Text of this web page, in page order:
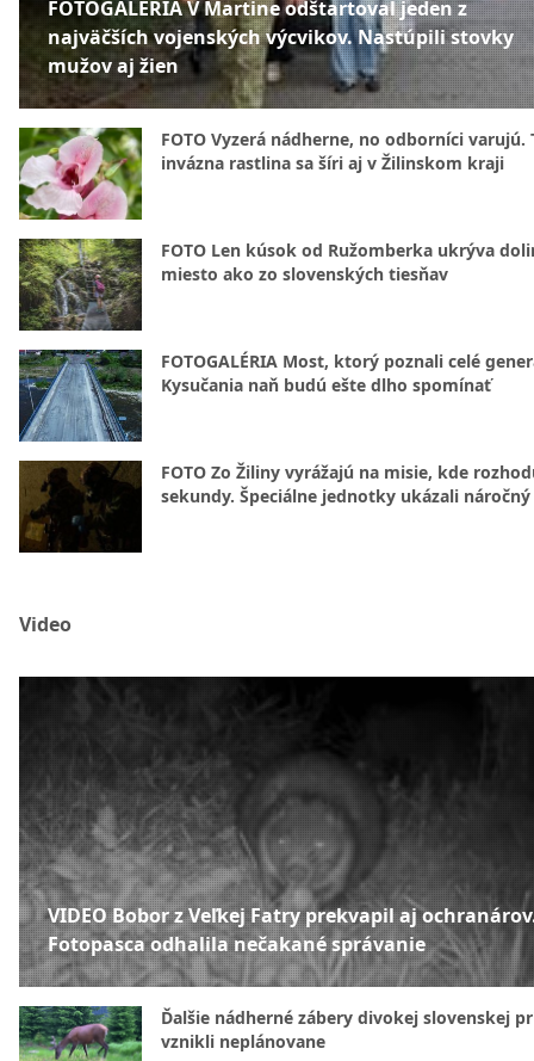
FOTOGALÉRIA V Martine odštartoval jeden z
najväčších vojenských výcvikov. Nastúpili stovky
mužov aj žien
FOTO Vyzerá nádherne, no odborníci varujú.
invázna rastlina sa šíri aj v Žilinskom kraji
FOTO Len kúsok od Ružomberka ukrýva
miesto ako zo slovenských tiesňav
FOTOGALÉRIA Most, ktorý poznali celé
Kysučania naň budú ešte dlho spomínať
FOTO Zo Žiliny vyrážajú na misie, kde
sekundy. Špeciálne jednotky ukázali
Video
VIDEO Bobor z Veľkej Fatry prekvapil aj
Fotopasca odhalila nečakané správanie
Ďalšie nádherné zábery divokej slovenskej
vznikli neplánovane